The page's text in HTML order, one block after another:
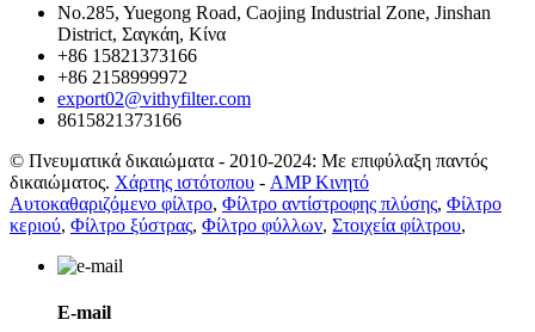
No.285, Yuegong Road, Caojing Industrial Zone, Jinshan
District, Σαγκάη, Κίνα
+86 15821373166
+86 2158999972
export02@vithyfilter.com
8615821373166
© Πνευματικά δικαιώματα - 2010-2024: Με επιφύλαξη παντός
δικαιώματος. Χάρτης ιστότοπου - AMP Κινητό
Αυτοκαθαριζόμενο φίλτρο, Φίλτρο αντίστροφης πλύσης, Φίλτρο
κεριού, Φίλτρο ξύστρας, Φίλτρο φύλλων, Στοιχεία φίλτρου,
E-mail